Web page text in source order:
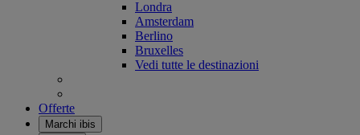
Londra
Amsterdam
Berlino
Bruxelles
Vedi tutte le destinazioni
Offerte
Marchi ibis